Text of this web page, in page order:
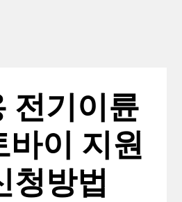
전기이륜
바이 지원
청방법